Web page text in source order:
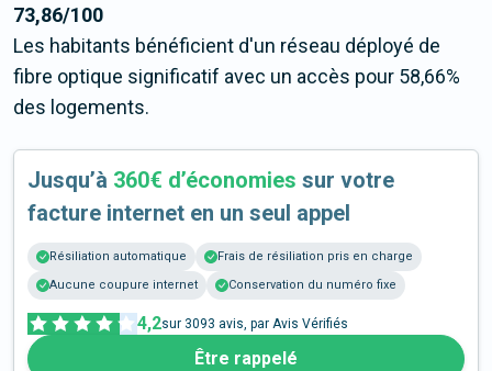
73,86/100
Les habitants bénéficient d'un réseau déployé de
fibre optique significatif avec un accès pour 58,66%
des logements.
Jusqu’à 360€ d’économies sur votre
facture internet en un seul appel
Résiliation automatique
Frais de résiliation pris en charge
Aucune coupure internet
Conservation du numéro fixe
4,2sur 3093 avis, par Avis Vérifiés
Être rappelé